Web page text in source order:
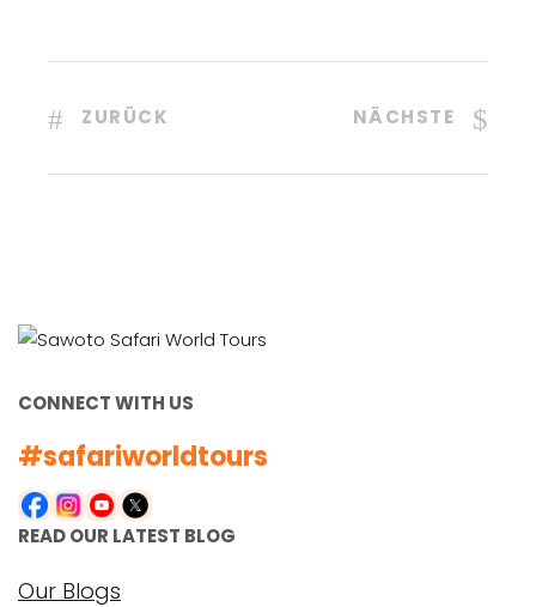
ZURÜCK NÄCHSTE
CONNECT WITH US
#safariworldtours
READ OUR LATEST BLOG
Our Blogs